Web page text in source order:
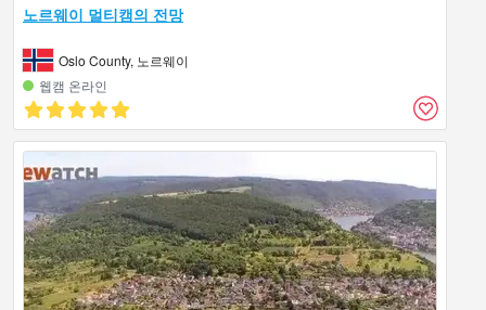
노르웨이 멀티캠의 전망
Oslo County, 노르웨이
웹캠 온라인